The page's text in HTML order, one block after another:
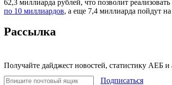
62,3 миллиарда рублей, что позволит
по 10 миллиардов, а еще 7,4 миллиарда пойдут
Рассылка
Получайте дайджест новостей, статистику АЕБ
Подписаться